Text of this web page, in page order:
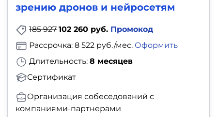
зрению дронов и нейросетям
185 927 102 260 руб. Промокод
Длительность: 8 месяцев
Сертификат
Рассрочка: 8 522 руб./мес. Оформить
Организация собеседований с
компаниями-партнерами